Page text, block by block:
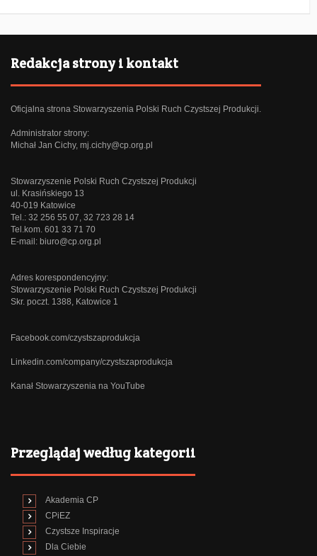
Redakcja strony i kontakt
Oficjalna strona Stowarzyszenia Polski Ruch Czystszej Produkcji.
Administrator strony:
Michał Jan Cichy, mj.cichy@cp.org.pl
Stowarzyszenie Polski Ruch Czystszej Produkcji
ul. Krasińskiego 13
40-019 Katowice
Tel.: 32 256 55 07, 32 723 28 14
Tel.kom. 601 33 71 70
E-mail: biuro@cp.org.pl
Adres korespondencyjny:
Stowarzyszenie Polski Ruch Czystszej Produkcji
Skr. poczt. 1388, Katowice 1
Facebook.com/czystszaprodukcja
Linkedin.com/company/czystszaprodukcja
Kanał Stowarzyszenia na YouTube
Przeglądaj według kategorii
Akademia CP
CPiEZ
Czystsze Inspiracje
Dla Ciebie